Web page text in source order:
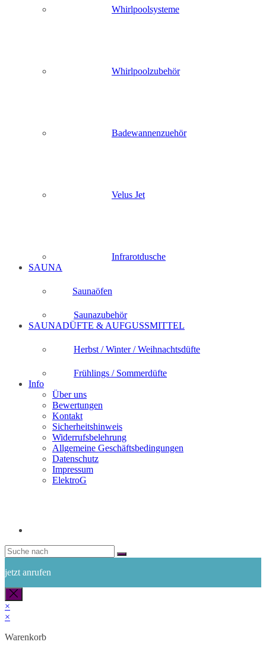
Whirlpoolsysteme
Whirlpoolzubehör
Badewannenzuehör
Velus Jet
Infrarotdusche
SAUNA
Saunaöfen
Saunazubehör
SAUNADÜFTE & AUFGUSSMITTEL
Herbst / Winter / Weihnachtsdüfte
Frühlings / Sommerdüfte
Info
Über uns
Bewertungen
Kontakt
Sicherheitshinweis
Widerrufsbelehrung
Allgemeine Geschäftsbedingungen
Datenschutz
Impressum
ElektroG
jetzt anrufen
×
×
Warenkorb